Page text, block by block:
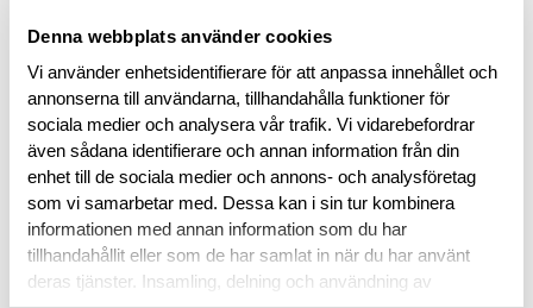
Denna webbplats använder cookies
Vi använder enhetsidentifierare för att anpassa innehållet och
annonserna till användarna, tillhandahålla funktioner för
sociala medier och analysera vår trafik. Vi vidarebefordrar
även sådana identifierare och annan information från din
enhet till de sociala medier och annons- och analysföretag
som vi samarbetar med. Dessa kan i sin tur kombinera
informationen med annan information som du har
tillhandahållit eller som de har samlat in när du har använt
deras tjänster. Insamling, delning och användning av
svåra förhållanden.
Läs mer
BESKRIVNING
RECENSIONER